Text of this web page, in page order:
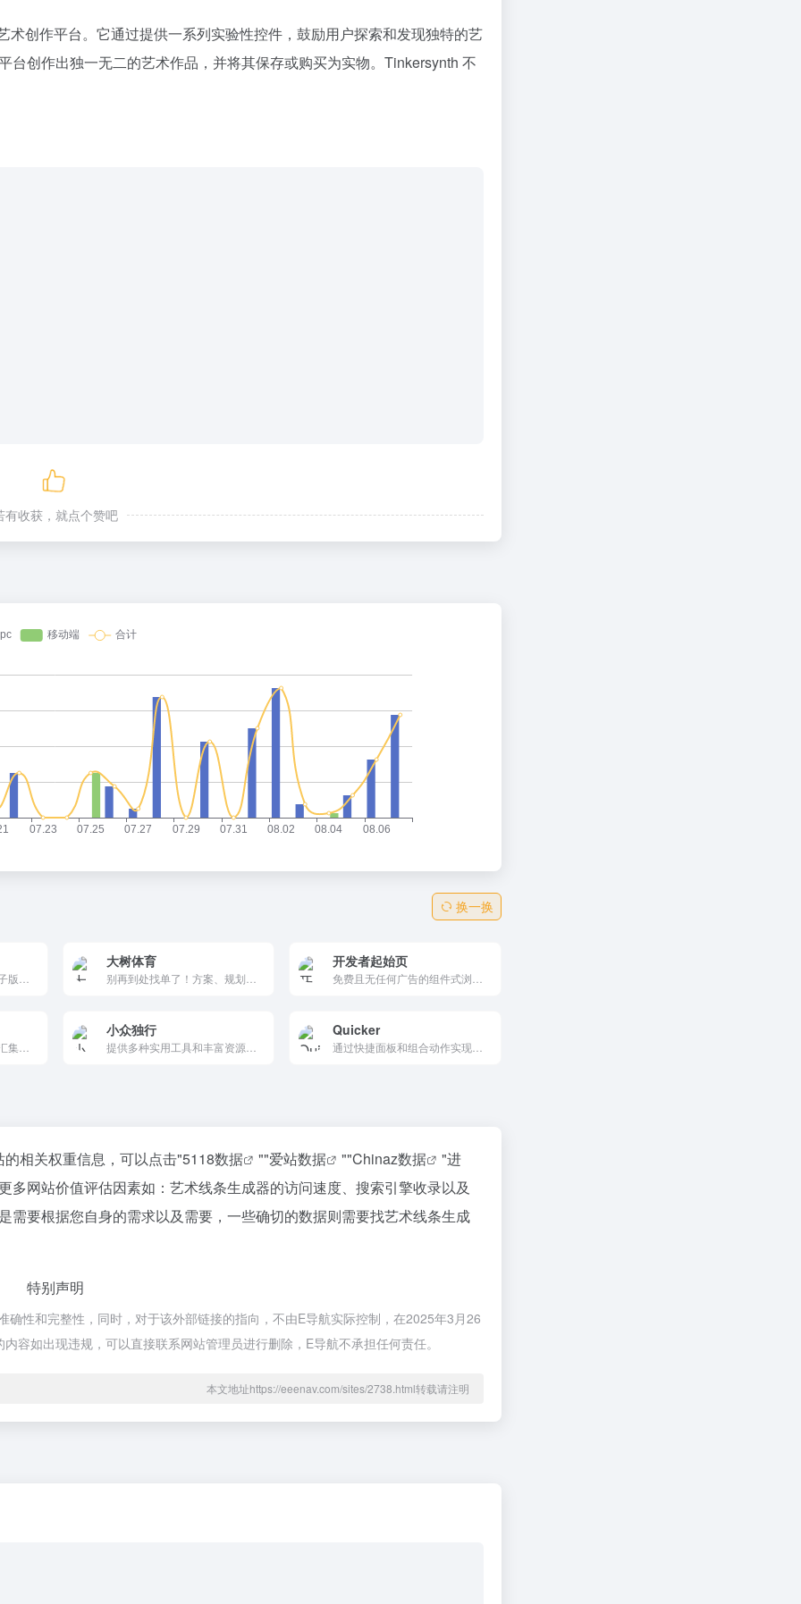
术创作平台。它通过提供一系列实验性控件，鼓励用户探索和发现独特的艺
创作出独一无二的艺术作品，并将其保存或购买为实物。Tinkersynth 不
有收获，就点个赞吧
换一换
大树体育 开发者起始页
小众独行 Quicker
相关权重信息，可以点击"5118数据 ""爱站数据 ""Chinaz数据
"进
网站价值评估因素如：艺术线条生成器的访问速度、搜索引擎收录以及
要根据您自身的需求以及需要，一些确切的数据则需要找艺术线条生成
特别声明
性和完整性，同时，对于该外部链接的指向，不由E导航实际控制，在2025年3月26
容如出现违规，可以直接联系网站管理员进行删除，E导航不承担任何责任。
本文地址https://eeenav.com/sites/2738.html转载请注明